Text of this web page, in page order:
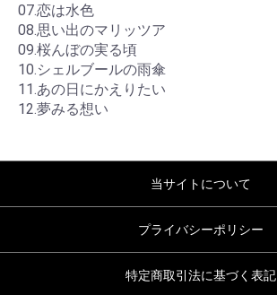
07.恋は水色
08.思い出のマリッツア
09.桜んぼの実る頃
10.シェルブールの雨傘
11.あの日にかえりたい
12.夢みる想い
当サイトについて
プライバシーポリシー
特定商取引法に基づく表記